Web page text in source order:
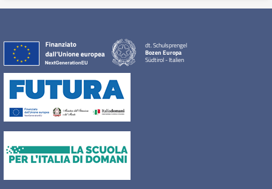
dt. Schulsprengel
Bozen Europa
Südtirol - Italien